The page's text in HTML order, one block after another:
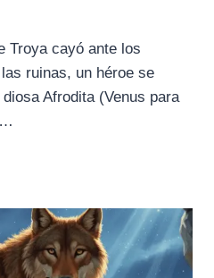
Troya cayó ante los
ruinas, un héroe se
Afrodita (Venus para